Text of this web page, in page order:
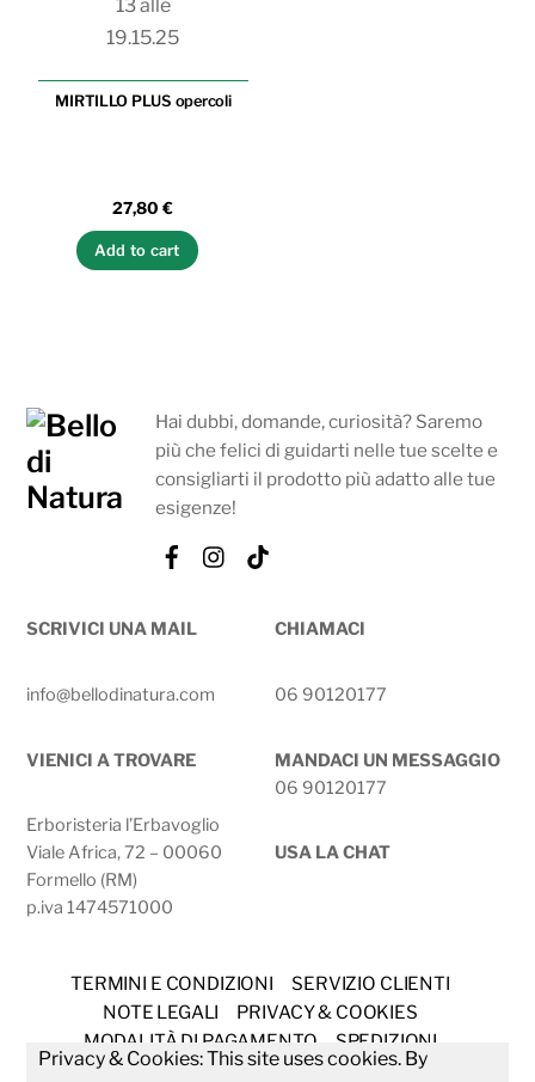
MIRTILLO PLUS opercoli
27,80€
Add to cart
Hai dubbi, domande, curiosità? Saremo
più che felici di guidarti nelle tue scelte e
consigliarti il prodotto più adatto alle tue
esigenze!
FacebookInstagram
SCRIVICI UNA MAIL
info@bellodinatura.com
CHIAMACI
06 90120177
VIENICI A TROVARE
Erboristeria l’Erbavoglio
Viale Africa, 72 – 00060
Formello (RM)
p.iva 1474571000
MANDACI UN MESSAGGIO
06 90120177
USA LA CHAT
TERMINI E CONDIZIONI
SERVIZIO CLIENTI
NOTE LEGALI
PRIVACY & COOKIES
MODALITÀ DI PAGAMENTO
SPEDIZIONI
DIRITTO DI RECESSO
Privacy & Cookies: This site uses cookies. By